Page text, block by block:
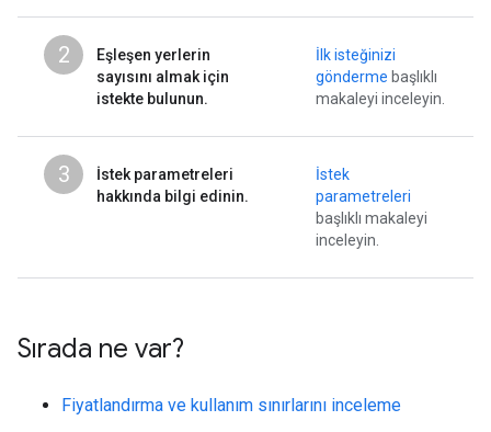
2
Eşleşen yerlerin
sayısını almak için
istekte bulunun.
İlk isteğinizi
gönderme başlıklı
makaleyi inceleyin.
3
İstek parametreleri
hakkında bilgi edinin.
İstek
parametreleri
başlıklı makaleyi
inceleyin.
Sırada ne var?
Fiyatlandırma ve kullanım sınırlarını inceleme